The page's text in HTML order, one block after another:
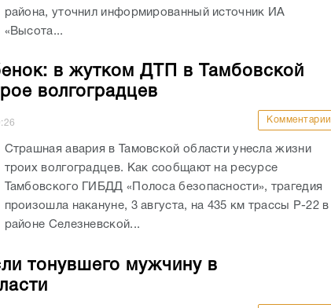
района, уточнил информированный источник ИА
«Высота...
в жутком ДТП в Тамбовской
волгоградцев
Комментарии
Страшная авария в Тамовской области унесла жизни
троих волгоградцев. Как сообщают на ресурсе
Тамбовского ГИБДД «Полоса безопасности», трагедия
произошла накануне, 3 августа, на 435 км трассы Р-22 в
районе Селезневской...
тонувшего мужчину в